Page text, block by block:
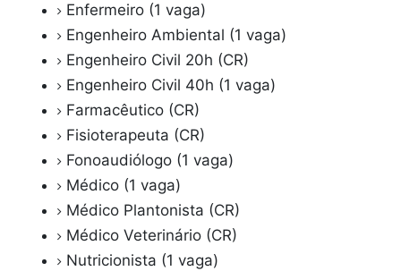
Enfermeiro (1 vaga)
Engenheiro Ambiental (1 vaga)
Engenheiro Civil 20h (CR)
Engenheiro Civil 40h (1 vaga)
Farmacêutico (CR)
Fisioterapeuta (CR)
Fonoaudiólogo (1 vaga)
Médico (1 vaga)
Médico Plantonista (CR)
Médico Veterinário (CR)
Nutricionista (1 vaga)